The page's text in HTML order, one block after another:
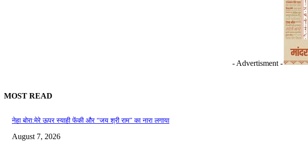
- Advertisment -
MOST READ
नेहा बोरा:मेरे ऊपर स्याही फेंकी और “जय श्री राम” का नारा लगाया
August 7, 2026